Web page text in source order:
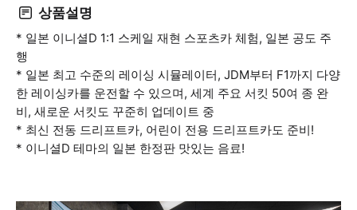
상품설명
* 일본 이니셜D 1:1 스케일 재현 스포츠카 체험, 일본 공도 주
행
* 일본 최고 수준의 레이싱 시뮬레이터, JDM부터 F1까지 다양
한 레이싱카를 운전할 수 있으며, 세계 주요 서킷 50여 종 완
비, 새로운 서킷도 꾸준히 업데이트 중
* 최신 전동 드리프트카, 어린이 전용 드리프트카도 준비!
* 이니셜D 테마의 일본 한정판 맛있는 음료!